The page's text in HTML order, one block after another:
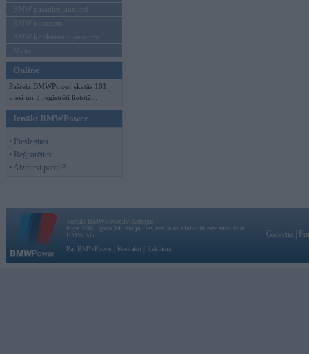
BMW pasaules jaunumi
BMW koncepti
BMW konkurentu jaunumi
Moto
Online
Pašreiz BMWPower skatās 101
viesi un 3 reģistrēti lietotāji.
Ienākt BMWPower
• Pieslēgties
• Reģistrēties
• Aizmirsi paroli?
Vortāls BMWPower.lv darbojas
kopš 2002. gada 14. maija. Tas nav auto klubs un nav saistīts ar
BMW AG.
Par BMWPower
Kontakti Reklāma
Galvena